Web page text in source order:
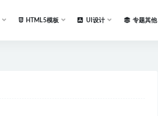
HTML5模板 UI设计 专题其他